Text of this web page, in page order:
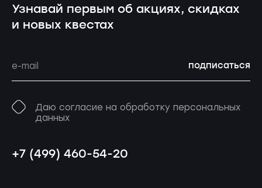
Узнавай первым об акциях, скидках
и новых квестах
подписаться
Даю согласие на обработку персональных
данных
+7 (499) 460-54-20